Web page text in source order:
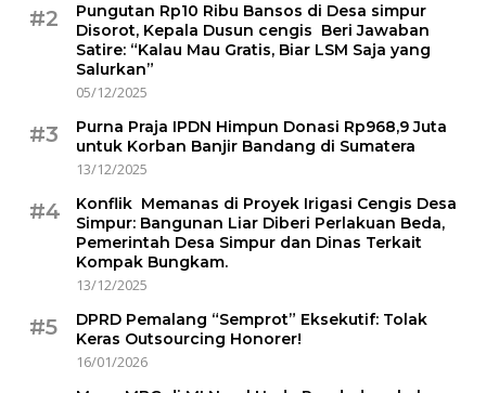
#2
Pungutan Rp10 Ribu Bansos di Desa simpur
Disorot, Kepala Dusun cengis Beri Jawaban
Satire: “Kalau Mau Gratis, Biar LSM Saja yang
Salurkan”
05/12/2025
#3
Purna Praja IPDN Himpun Donasi Rp968,9 Juta
untuk Korban Banjir Bandang di Sumatera
13/12/2025
#4
Konflik Memanas di Proyek Irigasi Cengis Desa
Simpur: Bangunan Liar Diberi Perlakuan Beda,
Pemerintah Desa Simpur dan Dinas Terkait
Kompak Bungkam.
13/12/2025
#5
DPRD Pemalang “Semprot” Eksekutif: Tolak
Keras Outsourcing Honorer!
16/01/2026